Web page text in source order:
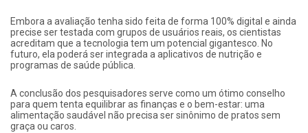
Embora a avaliação tenha sido feita de forma 100% digital e ainda
precise ser testada com grupos de usuários reais, os cientistas
acreditam que a tecnologia tem um potencial gigantesco. No
futuro, ela poderá ser integrada a aplicativos de nutrição e
programas de saúde pública.
A conclusão dos pesquisadores serve como um ótimo conselho
para quem tenta equilibrar as finanças e o bem-estar: uma
alimentação saudável não precisa ser sinônimo de pratos sem
graça ou caros.